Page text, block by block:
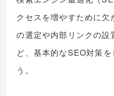
クセスを増やすために
の選定や内部リンクの設
ど、基本的なSEO対策
う。